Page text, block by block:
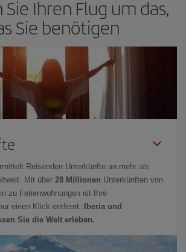
Sie Ihren Flug um das,
Sie benötigen
Reisenden Unterkünfte an mehr als
Mit über 28 Millionen Unterkünften von
zu Ferienwohnungen ist Ihre
einen Klick entfernt.
Iberia und
Sie die Welt erleben.